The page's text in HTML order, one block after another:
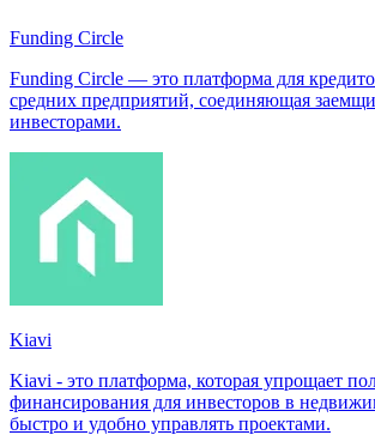
Funding Circle
Funding Circle — это платформа для
средних предприятий, соединяющая
инвесторами.
Kiavi
Kiavi - это платформа, которая упрощает
финансирования для инвесторов в
быстро и удобно управлять проектами.